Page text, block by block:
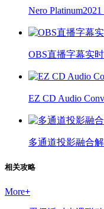
Nero
OBS直播字幕实
EZ CD Audio
多通道投影融合
相关攻略
More+